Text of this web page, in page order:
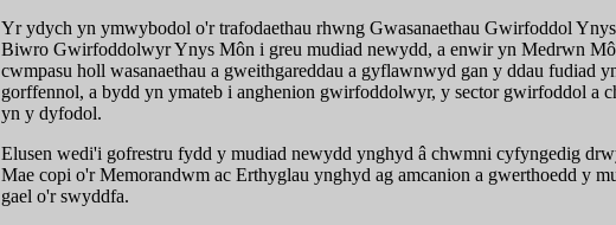
Yr ydych yn ymwybodol o'r trafodaethau rhwng Gwasanaethau Gwirfoddol
Biwro Gwirfoddolwyr Ynys Môn i greu mudiad newydd, a enwir yn Medrwn
cwmpasu holl wasanaethau a gweithgareddau a gyflawnwyd gan y ddau fudiad
gorffennol, a bydd yn ymateb i anghenion gwirfoddolwyr, y sector gwirfoddol a
yn y dyfodol.
Elusen wedi'i gofrestru fydd y mudiad newydd ynghyd â chwmni cyfyngedig
Mae copi o'r Memorandwm ac Erthyglau ynghyd ag amcanion a gwerthoedd y
gael o'r swyddfa.